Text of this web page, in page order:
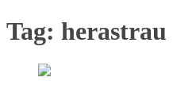
Tag: herastrau